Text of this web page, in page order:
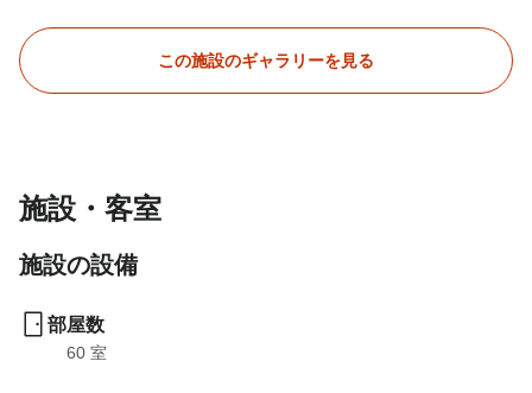
この施設のギャラリーを見る
施設・客室
施設の設備
部屋数
60 室